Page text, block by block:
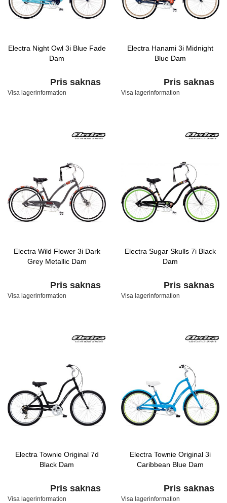
Electra Night Owl 3i Blue Fade
Dam
Pris saknas
Visa lagerinformation
Electra Hanami 3i Midnight
Blue Dam
Pris saknas
Visa lagerinformation
Electra Wild Flower 3i Dark
Grey Metallic Dam
Pris saknas
Visa lagerinformation
Electra Sugar Skulls 7i Black
Dam
Pris saknas
Visa lagerinformation
Electra Townie Original 7d
Black Dam
Pris saknas
Visa lagerinformation
Electra Townie Original 3i
Caribbean Blue Dam
Pris saknas
Visa lagerinformation